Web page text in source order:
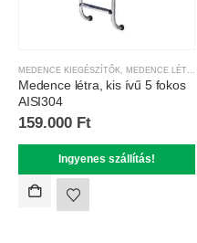
MEDENCE KIEGÉSZÍTŐK MEDENCE LÉTRÁK
Medence létra, kis ívű 5 fokos
AISI304
159.000 Ft
Ingyenes szállítás!